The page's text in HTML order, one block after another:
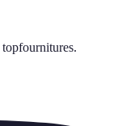
topfournitures.